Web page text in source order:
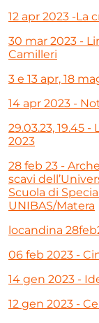
12 apr 2023 -La
30 mar 2023 -
Camilleri
3 e 13 apr, 18
14 apr 2023 -
29.03.23, 19.45
2023
28 feb 23 -
scavi
Scuola di
UNIBAS/Matera
locandina
06 feb 2023 -
14 gen 2023 -
12 gen 2023 -